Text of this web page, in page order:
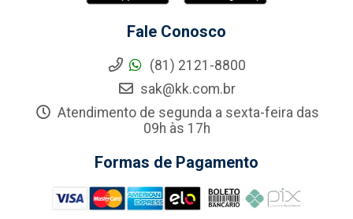
Fale Conosco
(81) 2121-8800
sak@kk.com.br
Atendimento de segunda a sexta-feira das
09h às 17h
Formas de Pagamento